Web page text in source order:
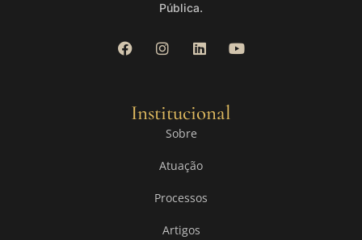
Pública.
Institucional
Sobre
Atuação
Processos
Artigos